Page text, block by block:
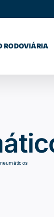
RODOVIÁRIA